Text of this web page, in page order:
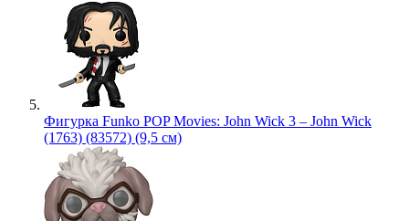
Фигурка Funko POP Movies: John Wick 3 – John Wick
(1763) (83572) (9,5 см)